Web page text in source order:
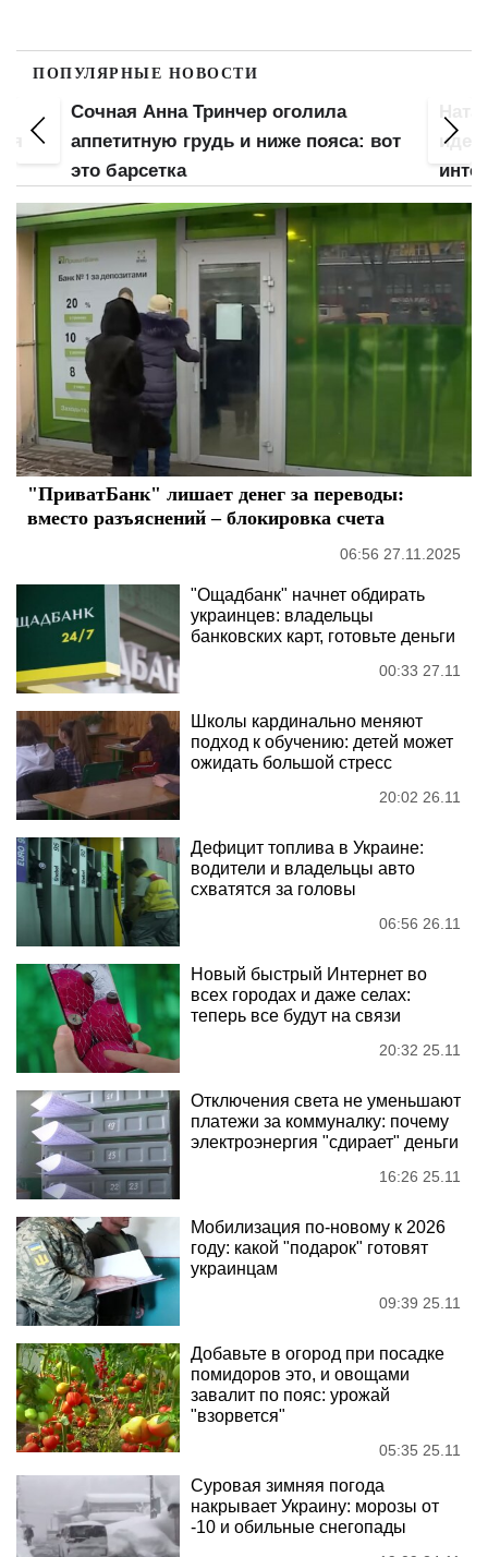
ПОПУЛЯРНЫЕ НОВОСТИ
Сочная Анна Тринчер оголила
аппетитную грудь и ниже пояса: вот
это барсетка
"ПриватБанк" лишает денег за переводы:
вместо разъяснений – блокировка счета
06:56 27.11.2025
"Ощадбанк" начнет обдирать
украинцев: владельцы
банковских карт, готовьте деньги
00:33 27.11
Школы кардинально меняют
подход к обучению: детей может
ожидать большой стресс
20:02 26.11
Дефицит топлива в Украине:
водители и владельцы авто
схватятся за головы
06:56 26.11
Новый быстрый Интернет во
всех городах и даже селах:
теперь все будут на связи
20:32 25.11
Отключения света не уменьшают
платежи за коммуналку: почему
электроэнергия "сдирает" деньги
16:26 25.11
Мобилизация по-новому к 2026
году: какой "подарок" готовят
украинцам
09:39 25.11
Добавьте в огород при посадке
помидоров это, и овощами
завалит по пояс: урожай
"взорвется"
05:35 25.11
Суровая зимняя погода
накрывает Украину: морозы от
-10 и обильные снегопады